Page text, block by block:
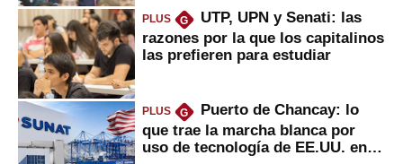
PLUS G
UTP, UPN y Senati: las
razones por la que los capitalinos
las prefieren para estudiar
PLUS G
Puerto de Chancay: lo
que trae la marcha blanca por
uso de tecnología de EE.UU. en